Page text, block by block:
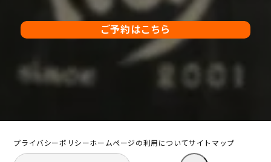
ご予約はこちら
プライバシーポリシーホームページの利用についてサイトマップ